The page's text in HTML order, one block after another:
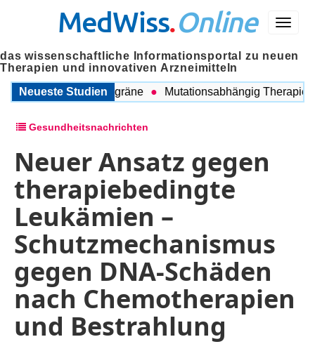
Menü
MedWiss.Online
das wissenschaftliche Informationsportal zu neuen
Therapien und innovativen Arzneimitteln
Neueste Studien
COPD und Migräne Mutationsabhängig Therapie
Gesundheitsnachrichten
Neuer Ansatz gegen
therapiebedingte
Leukämien –
Schutzmechanismus
gegen DNA-Schäden
nach Chemotherapien
und Bestrahlung